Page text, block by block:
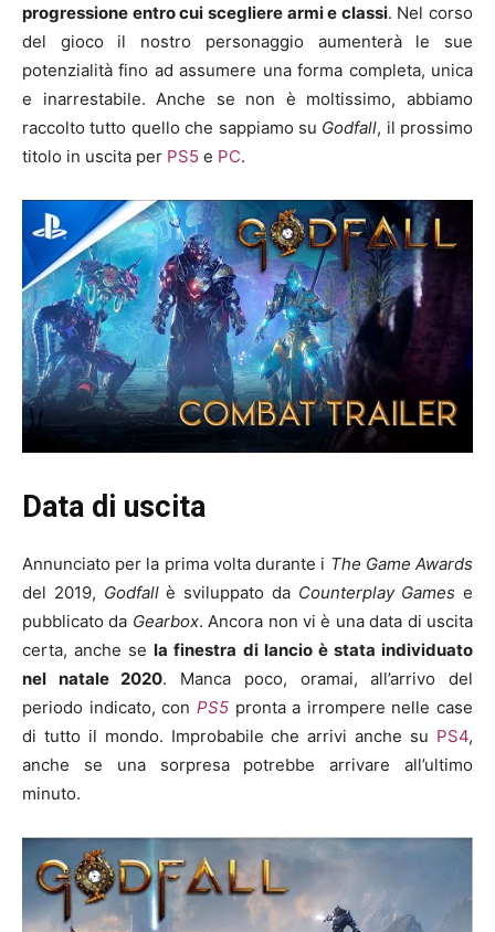
progressione entro cui scegliere armi e classi. Nel corso
del gioco il nostro personaggio aumenterà le sue
potenzialità fino ad assumere una forma completa, unica
e inarrestabile. Anche se non è moltissimo, abbiamo
raccolto tutto quello che sappiamo su Godfall, il prossimo
titolo in uscita per PS5 e PC.
Data di uscita
Annunciato per la prima volta durante i The Game Awards
del 2019, Godfallè sviluppato da Counterplay Games e
pubblicato da Gearbox. Ancora non vi è una data di uscita
certa, anche sela finestra di lancio è stata individuato
nel natale 2020. Manca poco, oramai, all’arrivo del
periodo indicato, con PS5pronta a irrompere nelle case
di tutto il mondo. Improbabile che arrivi anche su PS4,
anche se una sorpresa potrebbe arrivare all’ultimo
minuto.